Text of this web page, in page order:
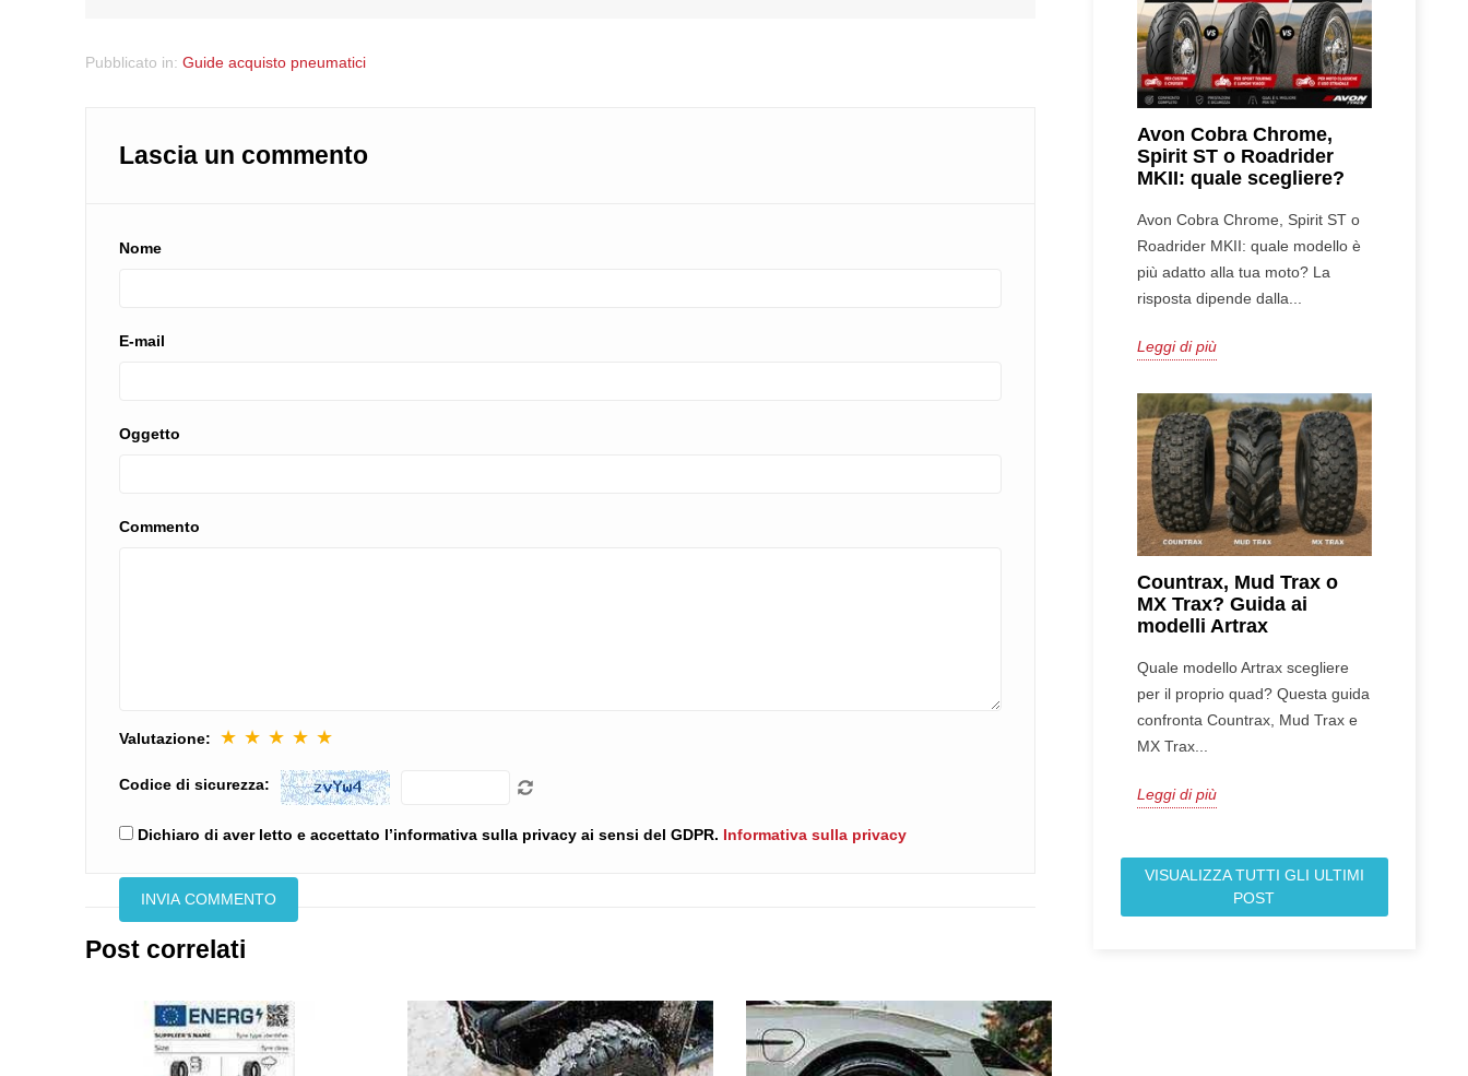
Pubblicato in:Guide acquisto pneumatici
Lascia un commento
Nome
E-mail
Oggetto
Commento
Valutazione: ★ ★ ★ ★ ★
Codice di sicurezza:
Dichiaro di aver letto e accettato l’informativa sulla privacy ai sensi del GDPR. Informativa sulla privacy
Post correlati
Avon Cobra Chrome,
Spirit ST o Roadrider
MKII: quale scegliere?
Avon Cobra Chrome, Spirit ST o
Roadrider MKII: quale modello è
più adatto alla tua moto? La
risposta dipende dalla...
Leggi di più
Countrax, Mud Trax o
MX Trax? Guida ai
modelli Artrax
Quale modello Artrax scegliere
per il proprio quad? Questa guida
confronta Countrax, Mud Trax e
MX Trax...
Leggi di più
VISUALIZZA TUTTI GLI ULTIMI
POST